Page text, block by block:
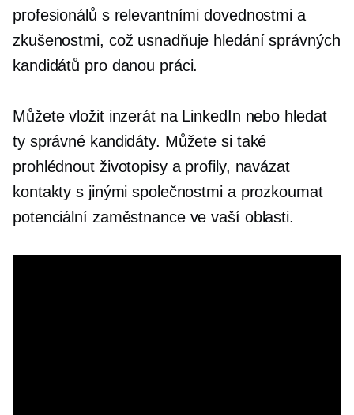
profesionálů s relevantními dovednostmi a
zkušenostmi, což usnadňuje hledání správných
kandidátů pro danou práci.
Můžete vložit inzerát na LinkedIn nebo hledat
ty správné kandidáty. Můžete si také
prohlédnout životopisy a profily, navázat
kontakty s jinými společnostmi a prozkoumat
potenciální zaměstnance ve vaší oblasti.